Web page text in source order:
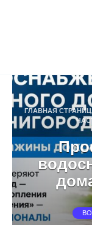
ГЛАВНАЯ